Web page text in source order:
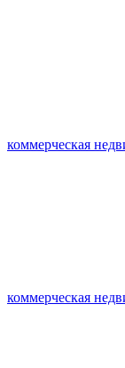
коммерческая
коммерческая